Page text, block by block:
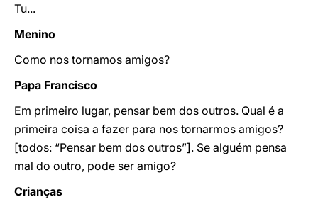
Tu...
Menino
Como nos tornamos amigos?
Papa Francisco
Em primeiro lugar, pensar bem dos outros. Qual é a
primeira coisa a fazer para nos tornarmos amigos?
[todos: “Pensar bem dos outros”]. Se alguém pensa
mal do outro, pode ser amigo?
Crianças